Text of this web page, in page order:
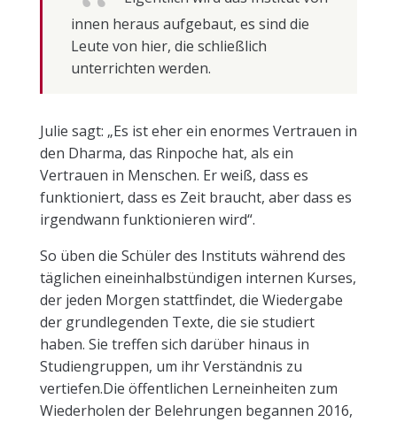
innen heraus aufgebaut, es sind die
Leute von hier, die schließlich
unterrichten werden.
Julie sagt: „Es ist eher ein enormes Vertrauen in
den Dharma, das Rinpoche hat, als ein
Vertrauen in Menschen. Er weiß, dass es
funktioniert, dass es Zeit braucht, aber dass es
irgendwann funktionieren wird“.
So üben die Schüler des Instituts während des
täglichen eineinhalbstündigen internen Kurses,
der jeden Morgen stattfindet, die Wiedergabe
der grundlegenden Texte, die sie studiert
haben. Sie treffen sich darüber hinaus in
Studiengruppen, um ihr Verständnis zu
vertiefen.Die öffentlichen Lerneinheiten zum
Wiederholen der Belehrungen begannen 2016,